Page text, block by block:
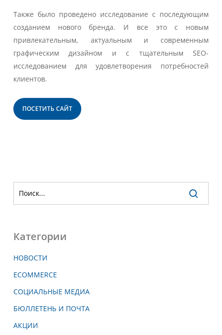
Также было проведено исследование с последующим
созданием нового бренда. И все это с новым
привлекательным, актуальным и современным
графическим дизайном и с тщательным SEO-
исследованием для удовлетворения потребностей
клиентов.
ПОСЕТИТЬ САЙТ
Категории
НОВОСТИ
ECOMMERCE
СОЦИАЛЬНЫЕ МЕДИА
БЮЛЛЕТЕНЬ И ПОЧТА
АКЦИИ